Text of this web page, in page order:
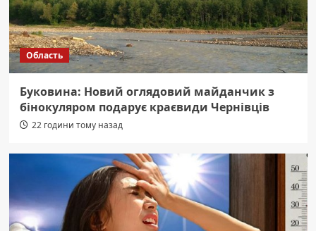
Область
Буковина: Новий оглядовий майданчик з
бінокуляром подарує краєвиди Чернівців
22 години тому назад